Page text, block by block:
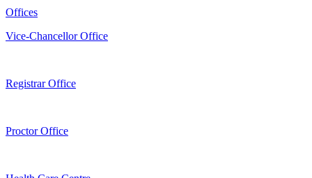
Offices
Vice-Chancellor Office
Registrar Office
Proctor Office